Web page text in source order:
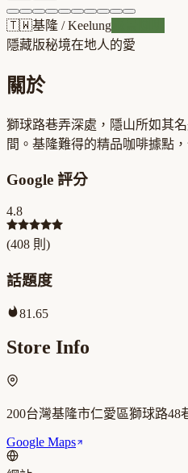
🇹🇼基隆 /Keelung
隱藏版秘境在地人的愛
關於
獅球路巷弄深處，隱山所如其
間。基隆難得的精品咖啡據點
Google 評分
4.8
(408 則)
話題度
81.65
Store Info
200台灣基隆市仁愛區獅球路48
Google Maps